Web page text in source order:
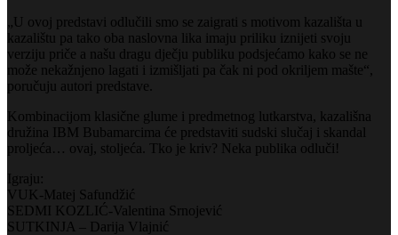
„U ovoj predstavi odlučili smo se zaigrati s motivom kazališta u
kazalištu pa tako oba naslovna lika imaju priliku iznijeti svoju
verziju priče a našu dragu dječju publiku podsjećamo kako se ne
može nekažnjeno lagati i izmišljati pa čak ni pod okriljem mašte“,
poručuju autori predstave.
Kombinacijom klasične glume i predmetnog lutkarstva, kazališna
družina IBM Bubamarcima će predstaviti sudski slučaj i skandal
proljeća… ovaj, stoljeća. Tko je kriv? Neka publika odluči!
Igraju:
VUK-Matej Safundžić
SEDMI KOZLIĆ-Valentina Srnojević
SUTKINJA – Darija Vlajnić